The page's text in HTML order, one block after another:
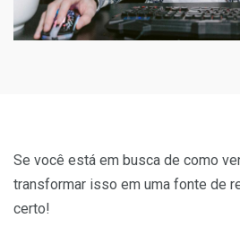
Se você está em busca de como
transformar isso em uma fonte de
certo!